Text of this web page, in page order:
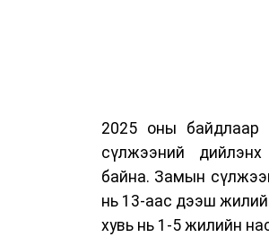
2025 оны байдлаар
сүлжээний
байна. Замын
нь 13-аас дээш
хувь нь 1-5 жилийн